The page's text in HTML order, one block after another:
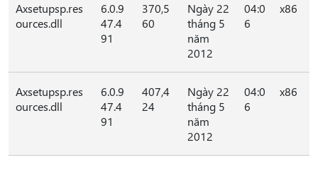
Axsetupsp.res
ources.dll
6.0.9
47.4
91
370,5
60
Ngày 22
tháng 5
năm
2012
04:0
6
x86
Axsetupsp.res
ources.dll
6.0.9
47.4
91
407,4
24
Ngày 22
tháng 5
năm
2012
04:0
6
x86